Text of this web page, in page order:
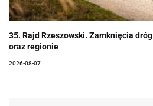
35. Rajd Rzeszowski. Zamknięcia
oraz regionie
2026-08-07